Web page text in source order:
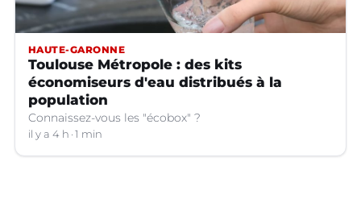
HAUTE-GARONNE
Toulouse Métropole : des kits
économiseurs d'eau distribués à la
population
Connaissez-vous les "écobox" ?
il y a 4 h 1 min